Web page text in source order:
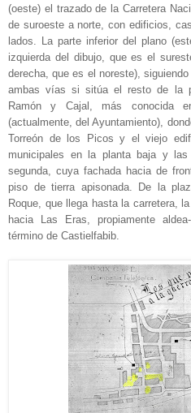
(oeste) el trazado de la Carretera
de suroeste a norte, con edificios,
lados. La parte inferior del plano
izquierda del dibujo, que es el
derecha, que es el noreste),
ambas vías si sitúa el resto de la
Ramón y Cajal, más conocida
(actualmente, del Ayuntamiento),
Torreón de los Picos y el viejo
municipales en la planta baja y
segunda, cuya fachada hacia de
piso de tierra apisonada. De la
Roque, que llega hasta la carretera,
hacia Las Eras, propiamente
término de Castielfabib.